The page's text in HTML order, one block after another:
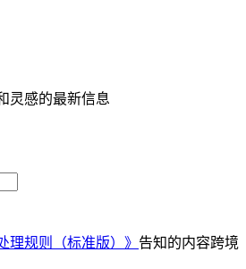
灵感的最新信息
理规则（标准版）》 告知的内容跨境